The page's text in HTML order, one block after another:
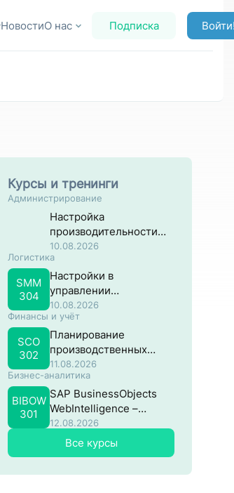
НовостиО нас Подписка
Курсы и тренинги
Администрирование
Настройка
производительности
систем на основе SAP
NW ABAP
10.08.2026
Логистика
SMM
304
Настройки в
управлении
материальными
потоками в SAP
10.08.2026
Финансы и учёт
SCO
302
Планирование
производственных
затрат в SAP
11.08.2026
Бизнес-аналитика
BIBOW
301
SAP BusinessObjects
WebIntelligence –
Продвинутый
12.08.2026
Все курсы